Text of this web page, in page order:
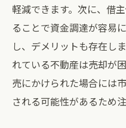
軽減できます。次に、借
ることで資金調達が容易
し、デメリットも存在し
れている不動産は売却が
売にかけられた場合には
される可能性があるため